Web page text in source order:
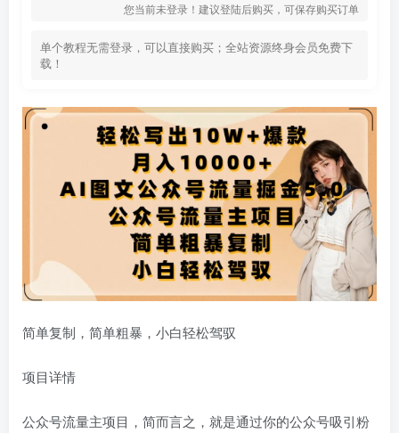
您当前未登录！建议登陆后购买，可保存购买订单
单个教程无需登录，可以直接购买；全站资源终身会员免费下
载！
简单复制，简单粗暴，小白轻松驾驭
项目详情
公众号流量主项目，简而言之，就是通过你的公众号吸引粉